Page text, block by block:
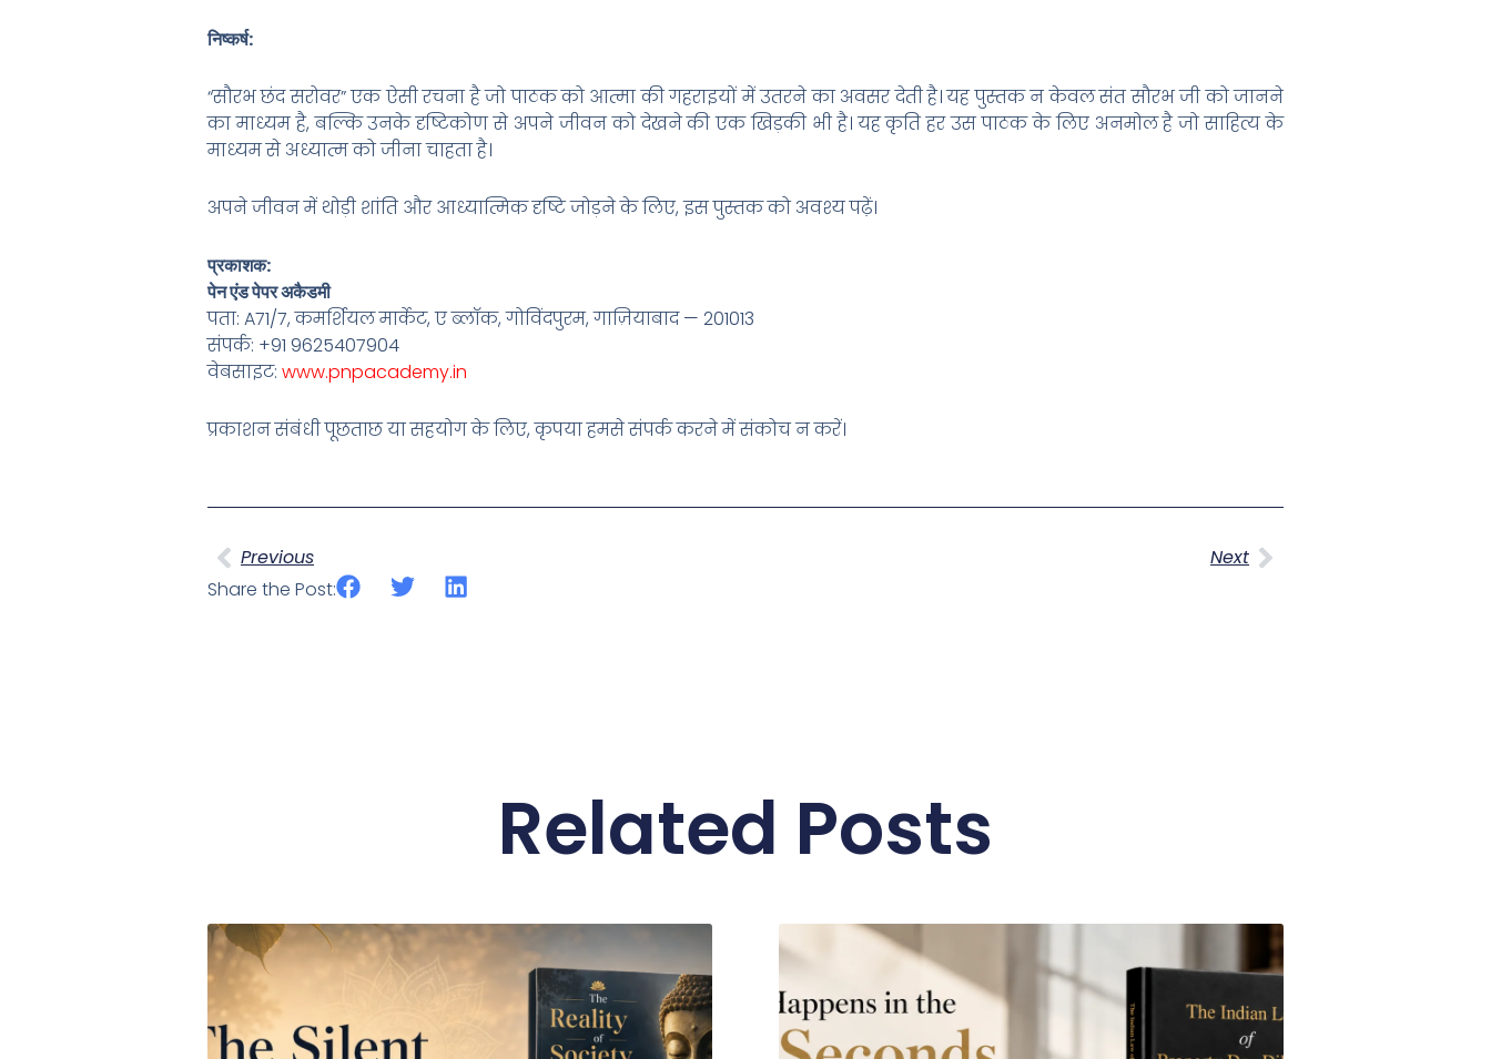
निष्कर्ष:
“सौरभ छंद सरोवर” एक ऐसी रचना है जो पाठक को आत्मा की गहराइयों में उतरने का अवसर देती है। यह पुस्तक न केवल संत सौरभ जी को जानने
का माध्यम है, बल्कि उनके दृष्टिकोण से अपने जीवन को देखने की एक खिड़की भी है। यह कृति हर उस पाठक के लिए अनमोल है जो साहित्य के
माध्यम से अध्यात्म को जीना चाहता है।
अपने जीवन में थोड़ी शांति और आध्यात्मिक दृष्टि जोड़ने के लिए, इस पुस्तक को अवश्य पढ़ें।
प्रकाशक:
पेन एंड पेपर अकैडमी
पता: A71/7, कमर्शियल मार्केट, ए ब्लॉक, गोविंदपुरम, गाज़ियाबाद — 201013
संपर्क: +91 9625407904
वेबसाइट: www.pnpacademy.in
प्रकाशन संबंधी पूछताछ या सहयोग के लिए, कृपया हमसे संपर्क करने में संकोच न करें।
Previous Next
Share the Post:
Related Posts